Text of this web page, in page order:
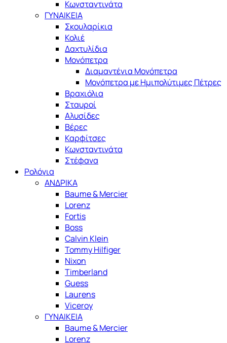
Κωνσταντινάτα
ΓΥΝΑΙΚΕΙΑ
Σκουλαρίκια
Κολιέ
Δαχτυλίδια
Μονόπετρα
Διαμαντένια Μονόπετρα
Μονόπετρα με Ημιπολύτιμες Πέτρες
Βραχιόλια
Σταυροί
Αλυσίδες
Βέρες
Καρφίτσες
Κωνσταντινάτα
Στέφανα
Ρολόγια
ΑΝΔΡΙΚΑ
Baume & Mercier
Lorenz
Fortis
Boss
Calvin Klein
Tommy Hilfiger
Nixon
Timberland
Guess
Laurens
Viceroy
ΓΥΝΑΙΚΕΙΑ
Baume & Mercier
Lorenz